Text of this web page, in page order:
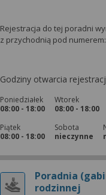
Rejestracja do tej poradni
z przychodnią pod numerem:
Godziny otwarcia
Poniedziałek
08:00 - 18:00
Wtorek
08:00 - 18:00
Piątek
08:00 - 18:00
Sobota
nieczynne
Poradnia
rodzinnej